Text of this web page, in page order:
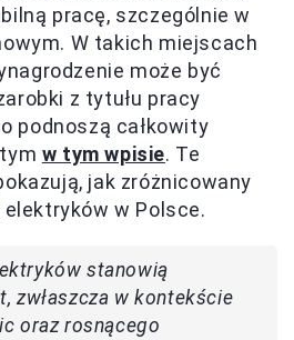
pracę, szczególnie w
W takich miejscach
może być
z tytułu pracy
podnoszą całkowity
w tym wpisie. Te
jak zróżnicowany
w Polsce.
stanowią
zwłaszcza w kontekście
oraz rosnącego